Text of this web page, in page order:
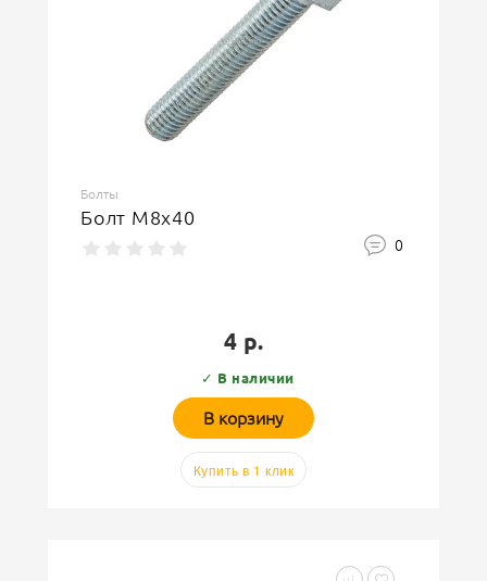
Болты
Болт М8х40
0
4 р.
✓ В наличии
В корзину
Купить в 1 клик